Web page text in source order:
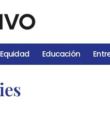
Equidad Educación